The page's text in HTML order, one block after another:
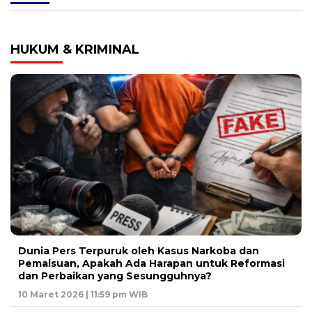
HUKUM & KRIMINAL
Dunia Pers Terpuruk oleh Kasus Narkoba dan
Pemalsuan, Apakah Ada Harapan untuk Reformasi
dan Perbaikan yang Sesungguhnya?
10 Maret 2026 | 11:59 pm WIB